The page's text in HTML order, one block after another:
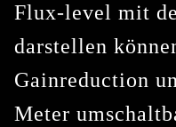
Flux-level mit
darstellen
Gainreduction
Meter